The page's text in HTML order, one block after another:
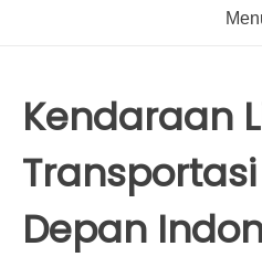
Kendaraan
Depan